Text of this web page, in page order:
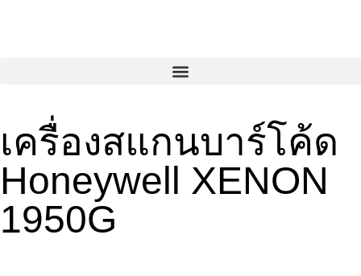
เครื่องสแกนบาร์โค้ด
Honeywell XENON
1950G